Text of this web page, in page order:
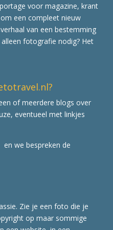
voor magazine, krant
een compleet nieuw
van een bestemming
fotografie nodig? Het
of meerdere blogs over
eventueel met linkjes
en we bespreken de
Zie je een foto die je
op maar sommige